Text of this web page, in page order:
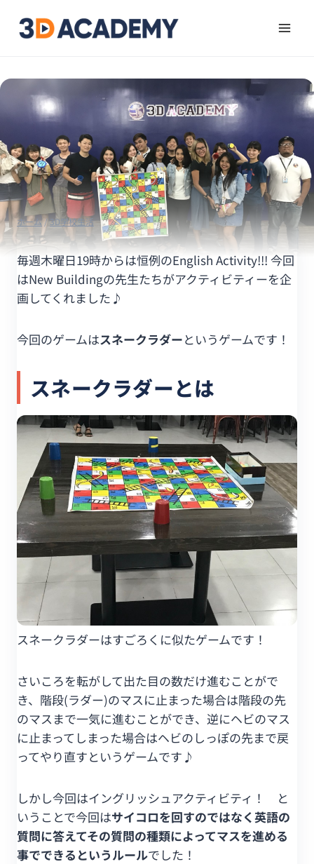
ホーム/3D学校生活
毎週木曜日19時からは恒例のEnglish Activity!!! 今回
はNew Buildingの先生たちがアクティビティーを企
画してくれました♪
今回のゲームはスネークラダーというゲームです！
スネークラダーとは
スネークラダーはすごろくに似たゲームです！
さいころを転がして出た目の数だけ進むことがで
き、階段(ラダー)のマスに止まった場合は階段の先
のマスまで一気に進むことができ、逆にヘビのマス
に止まってしまった場合はヘビのしっぽの先まで戻
ってやり直すというゲームです♪
しかし今回はイングリッシュアクティビティ！ と
いうことで今回はサイコロを回すのではなく英語の
質問に答えてその質問の種類によってマスを進める
事でできるというルールでした！